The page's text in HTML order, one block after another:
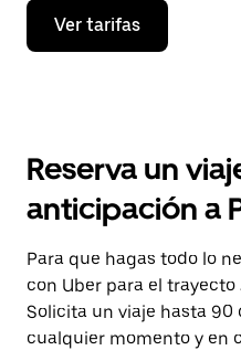
Presiona
flecha
el
y
selecciona
una
fecha.
Presiona
la
tecla Esc
para
Ver tarifas
Reserva un
anticipación a
Para que hagas todo lo
con Uber para el
Solicita un viaje hasta 90
cualquier momento y en